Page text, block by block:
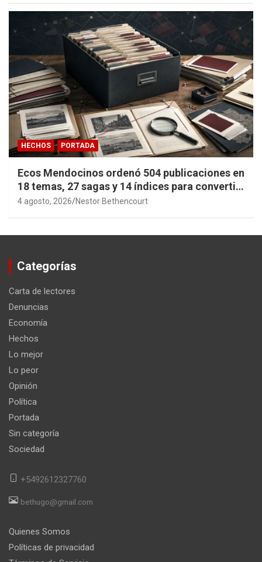
HECHOS PORTADA
Ecos Mendocinos ordenó 504 publicaciones en
18 temas, 27 sagas y 14 índices para convertir
años de investigación en memoria pública
4 agosto, 2026 Nestor Bethencourt
Categorías
Carta de lectores
Denuncias
Economía
Hechos
Lo mejor
Lo peor
Opinión
Política
Portada
Sin categoría
Sociedad
+5492612327760
bethugo@gmail.com
Quienes Somos
Políticas de privacidad